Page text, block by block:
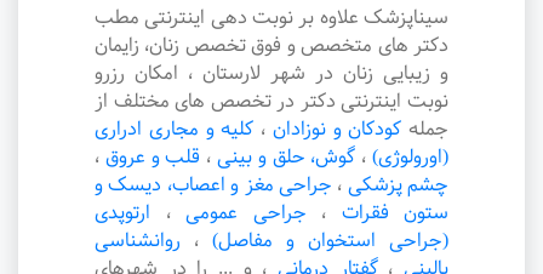
سیناپزشک علاوه بر نوبت دهی اینترنتی مطب
دکتر های متخصص و فوق تخصص زنان، زایمان
و زیبایی زنان در شهر لارستان ، امکان رزرو
نوبت اینترنتی دکتر در تخصص های مختلف از
جمله کودکان و نوزادان ، کلیه و مجاری ادراری
(اورولوژی) ، گوش، حلق و بینی ، قلب و عروق ،
چشم پزشکی ، جراحی مغز و اعصاب، دیسک و
ستون فقرات ، جراحی عمومی ، ارتوپدی
(جراحی استخوان و مفاصل) ، روانشناسی